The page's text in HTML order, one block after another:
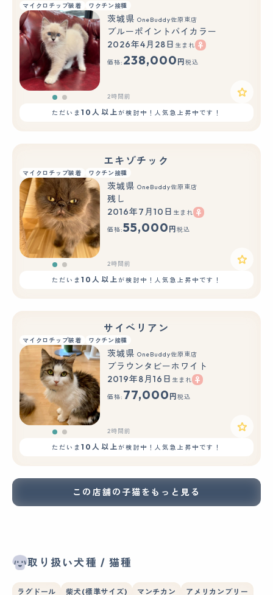
マイクロチップ装着 ワクチン接種
もっと見る
茨城県 OneBuddy佐原東店
ブルーポイントバイカラー
2026年4月28日 生まれ
価格: 238,000 円 税込
2時間前
ただいま10人以上が検討中！人気急上昇中です！
エキゾチック
マイクロチップ装着 ワクチン接種
もっと見る
茨城県 OneBuddy佐原東店
残し
2016年7月10日 生まれ
価格:55,000 円 税込
2時間前
ただいま10人以上が検討中！人気急上昇中です！
サイベリアン
マイクロチップ装着 ワクチン接種
もっと見る
茨城県 OneBuddy佐原東店
ブラウンタビーホワイト
2019年8月16日 生まれ
価格: 77,000 円 税込
2時間前
ただいま10人以上が検討中！人気急上昇中です！
この店舗の子猫をもっと見る
取り扱い犬種 / 猫種
ラグドール 柴犬(標準サイズ) マンチカン アメリカンブリー